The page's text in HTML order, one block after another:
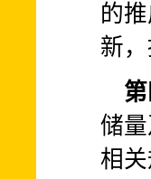
的
新
储
相